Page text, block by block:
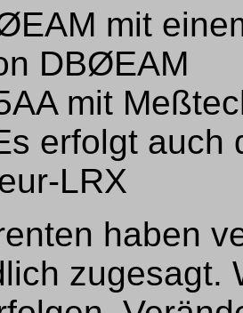
mit
DBØEAM
mit
erfolgt auch
LRX
haben
zugesagt.